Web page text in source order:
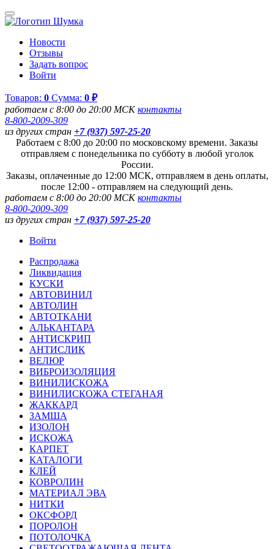
Новости
Отзывы
Задать вопрос
Войти
Товаров: 0 Сумма: 0 ₽
работаем с 8:00 до 20:00 МСКконтакты
8-800-2009-309
из других стран +7 (937) 597-25-20
Работаем с 8:00 до 20:00 по московскому времени. Заказы
отправляем с понедельника по субботу в любой уголок
России.
Заказы, оплаченные до 12:00 МСК, отправляем в день оплаты,
после 12:00 - отправляем на следующий день.
работаем с 8:00 до 20:00 МСКконтакты
8-800-2009-309
из других стран +7 (937) 597-25-20
Войти
Распродажа
Ликвидация
КУСКИ
АВТОВИНИЛ
АВТОЛИН
АВТОТКАНИ
АЛЬКАНТАРА
АНТИСКРИП
АНТИСЛИК
ВЕЛЮР
ВИБРОИЗОЛЯЦИЯ
ВИНИЛИСКОЖА
ВИНИЛИСКОЖА СТЕГАНАЯ
ЖАККАРД
ЗАМША
ИЗОЛОН
ИСКОЖА
КАРПЕТ
КАТАЛОГИ
КЛЕЙ
КОВРОЛИН
МАТЕРИАЛ ЭВА
НИТКИ
ОКСФОРД
ПОРОЛОН
ПОТОЛОЧКА